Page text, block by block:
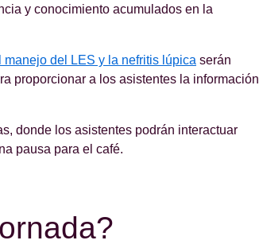
y conocimiento acumulados en la
del LES y la nefritis lúpica serán
proporcionar a los asistentes la información
donde los asistentes podrán interactuar
pausa para el café.